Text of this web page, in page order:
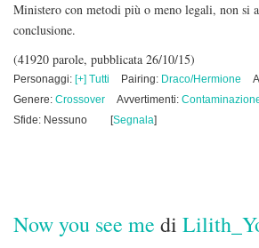
Ministero con metodi più o meno legali, non si
conclusione.
(41920 parole, pubblicata 26/10/15)
Personaggi: [+] Tutti Pairing: Draco/Hermione
Genere: Crossover Avvertimenti:
Sfide: Nessuno
[Segnala]
Now you see me di